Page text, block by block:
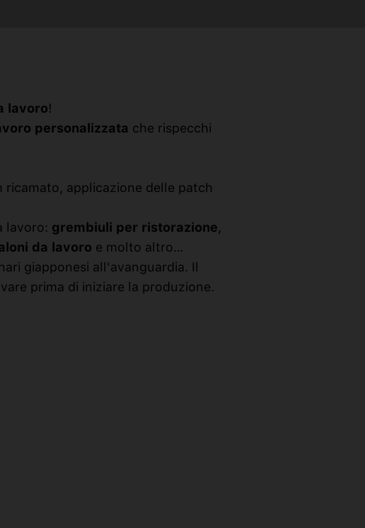
lavoro!
personalizzata che rispecchi
applicazione delle patch
lavoro: grembiuli per ristorazione,
da lavoro e molto altro…
giapponesi all'avanguardia. Il
prima di iniziare la produzione.